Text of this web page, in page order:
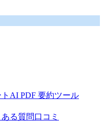
AI PDF 要約ツール
ある質問口コミ